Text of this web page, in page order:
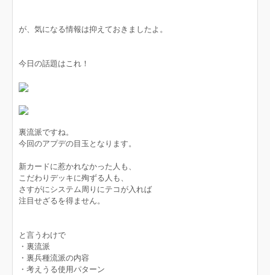
が、気になる情報は抑えておきましたよ。
今日の話題はこれ！
裏流派ですね。
今回のアプデの目玉となります。
新カードに惹かれなかった人も、
こだわりデッキに殉ずる人も、
さすがにシステム周りにテコが入れば
注目せざるを得ません。
と言うわけで
・裏流派
・裏兵種流派の内容
・考えうる使用パターン